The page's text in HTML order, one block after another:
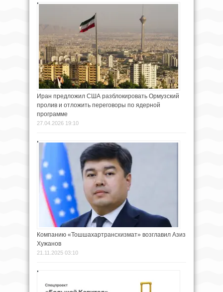
Иран предложил США разблокировать Ормузский
пролив и отложить переговоры по ядерной
программе
27.04.2026 19:10
Компанию «Тошшахартрансхизмат» возглавил Азиз
Хужанов
21.11.2025 03:10